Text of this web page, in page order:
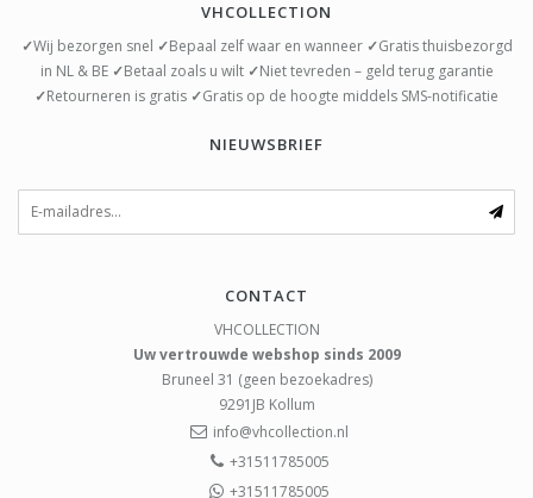
VHCOLLECTION
✓Wij bezorgen snel ✓Bepaal zelf waar en wanneer ✓Gratis thuisbezorgd
in NL & BE ✓Betaal zoals u wilt ✓Niet tevreden – geld terug garantie
✓Retourneren is gratis ✓Gratis op de hoogte middels SMS-notificatie
NIEUWSBRIEF
CONTACT
VHCOLLECTION
Uw vertrouwde webshop sinds 2009
Bruneel 31 (geen bezoekadres)
9291JB Kollum
info@vhcollection.nl
+31511785005
+31511785005